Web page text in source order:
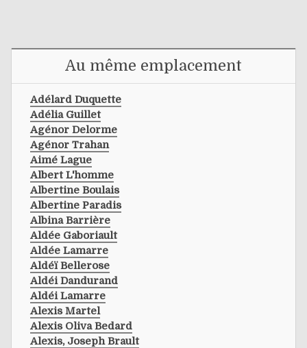
Au même emplacement
Adélard Duquette
Adélia Guillet
Agénor Delorme
Agénor Trahan
Aimé Lague
Albert L'homme
Albertine Boulais
Albertine Paradis
Albina Barrière
Aldée Gaboriault
Aldée Lamarre
Aldéï Bellerose
Aldéi Dandurand
Aldéi Lamarre
Alexis Martel
Alexis Oliva Bedard
Alexis, Joseph Brault